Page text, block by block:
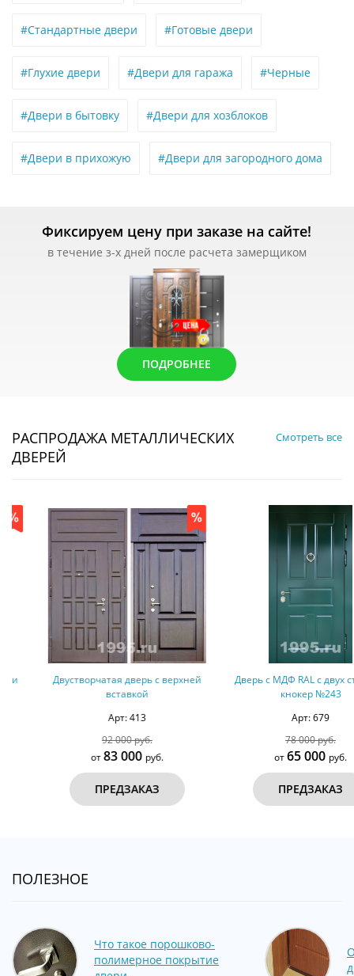
#Стандартные двери #Готовые двери
#Глухие двери #Двери для гаража #Черные
#Двери в бытовку #Двери для хозблоков
#Двери в прихожую #Двери для загородного дома
Фиксируем цену при заказе на сайте!
в течение з-х дней после расчета замерщиком
ПОДРОБНЕЕ
РАСПРОДАЖА МЕТАЛЛИЧЕСКИХ
ДВЕРЕЙ
Смотреть все
Двустворчатая дверь с верхней
вставкой
Арт: 413
92 000 руб.
83 000руб.
ПРЕДЗАКАЗ
Дверь с МДФ RAL с двух сторон +
кнокер №243
Арт: 679
78 000 руб.
65 000руб.
ПРЕДЗАКАЗ
ПОЛЕЗНОЕ
Что такое порошково-
полимерное покрытие